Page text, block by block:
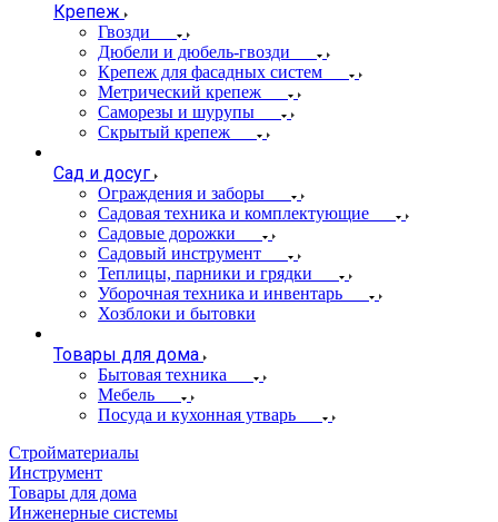
Крепеж
Гвозди
Дюбели и дюбель-гвозди
Крепеж для фасадных систем
Метрический крепеж
Саморезы и шурупы
Скрытый крепеж
Сад и досуг
Ограждения и заборы
Садовая техника и комплектующие
Садовые дорожки
Садовый инструмент
Теплицы, парники и грядки
Уборочная техника и инвентарь
Хозблоки и бытовки
Товары для дома
Бытовая техника
Мебель
Посуда и кухонная утварь
Стройматериалы
Инструмент
Товары для дома
Инженерные системы